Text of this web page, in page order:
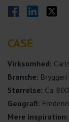
Del på Facebook
Del påDel
CASE
Virksomhed:
Branche: Bryggeri
Størrelse: Ca.
Geografi:
Mere inspiration: